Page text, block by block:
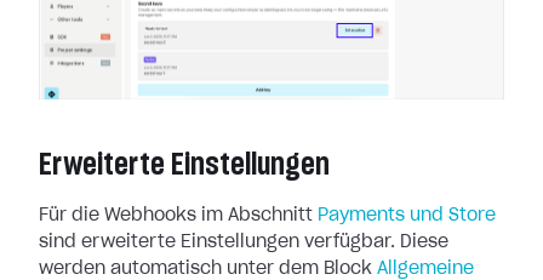
Erweiterte Einstellungen
Für die Webhooks im Abschnitt Payments und Store
sind erweiterte Einstellungen verfügbar. Diese
werden automatisch unter dem Block Allgemeine